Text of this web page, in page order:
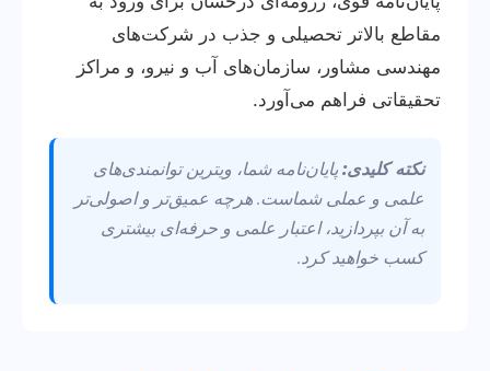
مقاطع بالاتر تحصیلی و جذب در شرکت‌های
مهندسی مشاور، سازمان‌های آب و نیرو، و مراکز
تحقیقاتی فراهم می‌آورد.
نکته کلیدی: پایان‌نامه شما، ویترین توانمندی‌های
علمی و عملی شماست. هرچه عمیق‌تر و اصولی‌تر
به آن بپردازید، اعتبار علمی و حرفه‌ای بیشتری
کسب خواهید کرد.